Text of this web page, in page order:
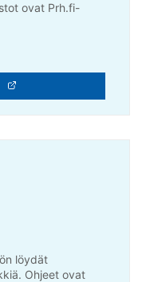
ovat Prh.fi-
löydät
Ohjeet ovat